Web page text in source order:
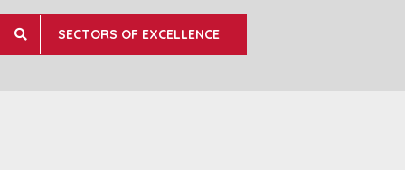
SECTORS OF EXCELLENCE